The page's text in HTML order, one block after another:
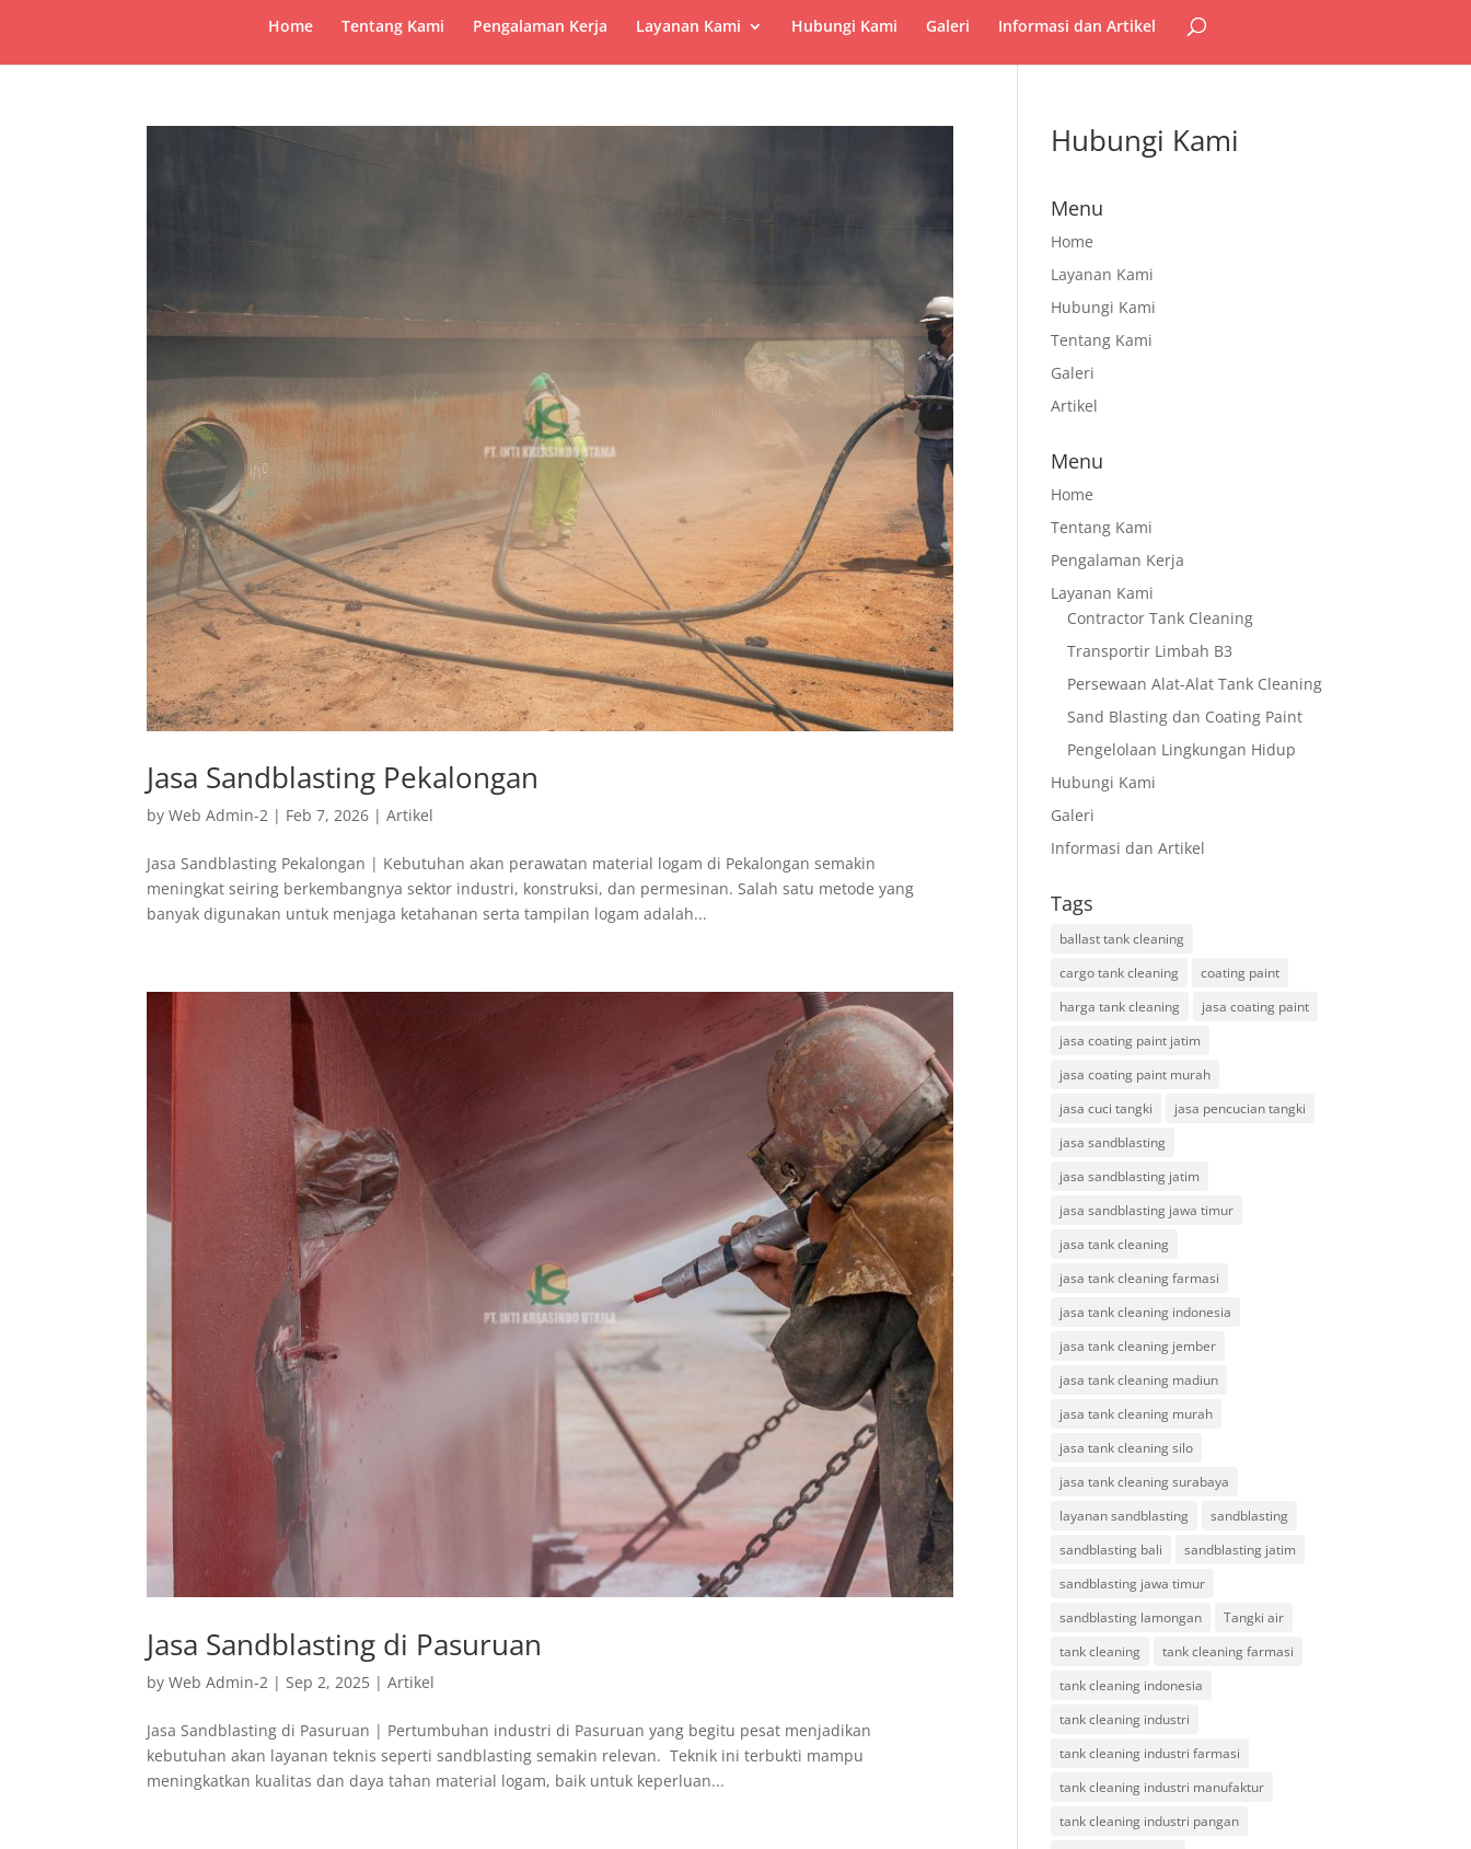
Home Tentang Kami Pengalaman Kerja Layanan Kami Hubungi Kami Galeri Informasi dan Artikel
Jasa Sandblasting Pekalongan
byWeb Admin-2 | Feb 7, 2026 |Artikel
Jasa Sandblasting Pekalongan | Kebutuhan akan perawatan material logam di Pekalongan semakin
meningkat seiring berkembangnya sektor industri, konstruksi, dan permesinan. Salah satu metode yang
banyak digunakan untuk menjaga ketahanan serta tampilan logam adalah...
Jasa Sandblasting di Pasuruan
byWeb Admin-2 | Sep 2, 2025 |Artikel
Jasa Sandblasting di Pasuruan | Pertumbuhan industri di Pasuruan yang begitu pesat menjadikan
kebutuhan akan layanan teknis seperti sandblasting semakin relevan. Teknik ini terbukti mampu
meningkatkan kualitas dan daya tahan material logam, baik untuk keperluan...
Hubungi Kami
Menu
Home
Layanan Kami
Hubungi Kami
Tentang Kami
Galeri
Artikel
Menu
Home
Tentang Kami
Pengalaman Kerja
Layanan Kami
Contractor Tank Cleaning
Transportir Limbah B3
Persewaan Alat-Alat Tank Cleaning
Sand Blasting dan Coating Paint
Pengelolaan Lingkungan Hidup
Hubungi Kami
Galeri
Informasi dan Artikel
Tags
ballast tank cleaning
cargo tank cleaning
coating paint
harga tank cleaning
jasa coating paint
jasa coating paint jatim
jasa coating paint murah
jasa cuci tangki
jasa pencucian tangki
jasa sandblasting
jasa sandblasting jatim
jasa sandblasting jawa timur
jasa tank cleaning
jasa tank cleaning farmasi
jasa tank cleaning indonesia
jasa tank cleaning jember
jasa tank cleaning madiun
jasa tank cleaning murah
jasa tank cleaning silo
jasa tank cleaning surabaya
layanan sandblasting
sandblasting
sandblasting bali
sandblasting jatim
sandblasting jawa timur
sandblasting lamongan
Tangki air
tank cleaning
tank cleaning farmasi
tank cleaning indonesia
tank cleaning industri
tank cleaning industri farmasi
tank cleaning industri manufaktur
tank cleaning industri pangan